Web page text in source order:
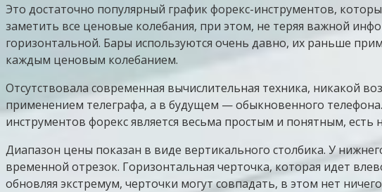
Это достаточно популярный график форекс-инструментов,
заметить все ценовые колебания, при этом, не теряя важной
горизонтальной. Бары используются очень давно, их раньше
каждым ценовым колебанием.
Отсутствовала современная вычислительная техника, никакой
применением телеграфа, а в будущем — обыкновенного
инструментов форекс является весьма простым и понятным,
Диапазон цены показан в виде вертикального столбика. У
временной отрезок. Горизонтальная черточка, которая идет
обновляя экстремум, черточки могут совпадать, в этом нет